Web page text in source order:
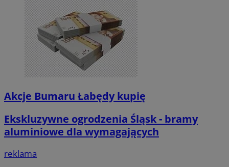
Akcje Bumaru Łabędy kupię
Ekskluzywne ogrodzenia Śląsk - bramy
aluminiowe dla wymagających
reklama